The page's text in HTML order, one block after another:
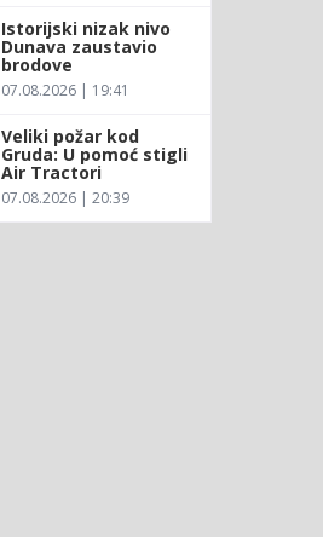
Istorijski nizak nivo
Dunava zaustavio
brodove
07.08.2026 | 19:41
Veliki požar kod
Gruda: U pomoć stigli
Air Tractori
07.08.2026 | 20:39